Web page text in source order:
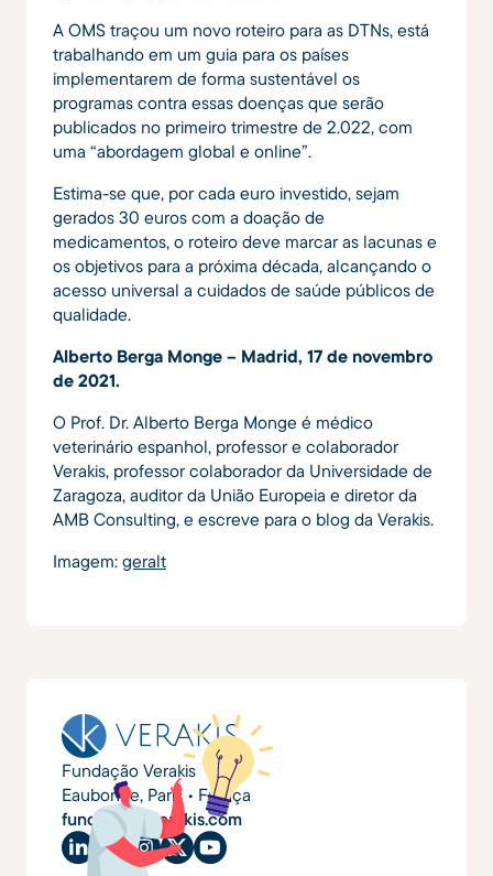
A OMS traçou um novo roteiro para as DTNs, está
trabalhando em um guia para os países
implementarem de forma sustentável os
programas contra essas doenças que serão
publicados no primeiro trimestre de 2.022, com
uma “abordagem global e online”.
Estima-se que, por cada euro investido, sejam
gerados 30 euros com a doação de
medicamentos, o roteiro deve marcar as lacunas e
os objetivos para a próxima década, alcançando o
acesso universal a cuidados de saúde públicos de
qualidade.
Alberto Berga Monge – Madrid, 17 de novembro
de 2021.
O Prof. Dr. Alberto Berga Monge é médico
veterinário espanhol, professor e colaborador
Verakis, professor colaborador da Universidade de
Zaragoza, auditor da União Europeia e diretor da
AMB Consulting, e escreve para o blog da Verakis.
Imagem: geralt
Fundação Verakis
Eaubonne, Paris • França
fundacao@verakis.com